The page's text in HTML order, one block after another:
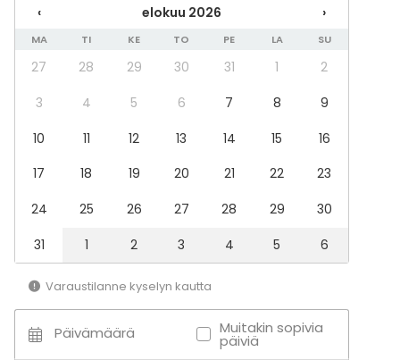
‹ elokuu 2026 ›
MA TI KE TO PE LA SU
27 28 29 30 31 1
2
3
4 5 6 7 8
9
10
11 12 13 14 15
16
17
18 19 20 21 22
23
24
25 26 27 28 29
30
31
1 2 3 4 5 6
Varaustilanne kyselyn kautta
Päivämäärä Muitakin sopivia
päiviä